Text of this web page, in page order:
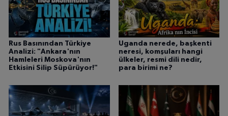
Rus Basınından Türkiye
Analizi: "Ankara'nın
Hamleleri Moskova'nın
Etkisini Silip Süpürüyor!"
Uganda nerede, başkenti
neresi, komşuları hangi
ülkeler, resmi dili nedir,
para birimi ne?